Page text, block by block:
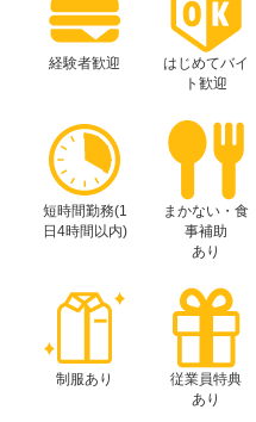
経験者歓迎
はじめてバイ
ト歓迎
短時間勤務(1
日4時間以内)
まかない・食
事補助
あり
制服あり
従業員特典
あり